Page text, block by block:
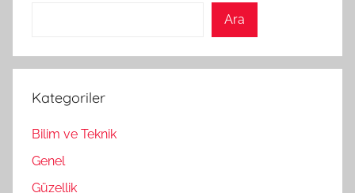
Ara
Kategoriler
Bilim ve Teknik
Genel
Güzellik